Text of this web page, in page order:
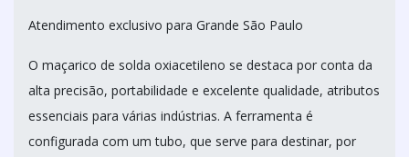
Atendimento exclusivo para Grande São Paulo
O maçarico de solda oxiacetileno se destaca por conta da
alta precisão, portabilidade e excelente qualidade, atributos
essenciais para várias indústrias. A ferramenta é
configurada com um tubo, que serve para destinar, por